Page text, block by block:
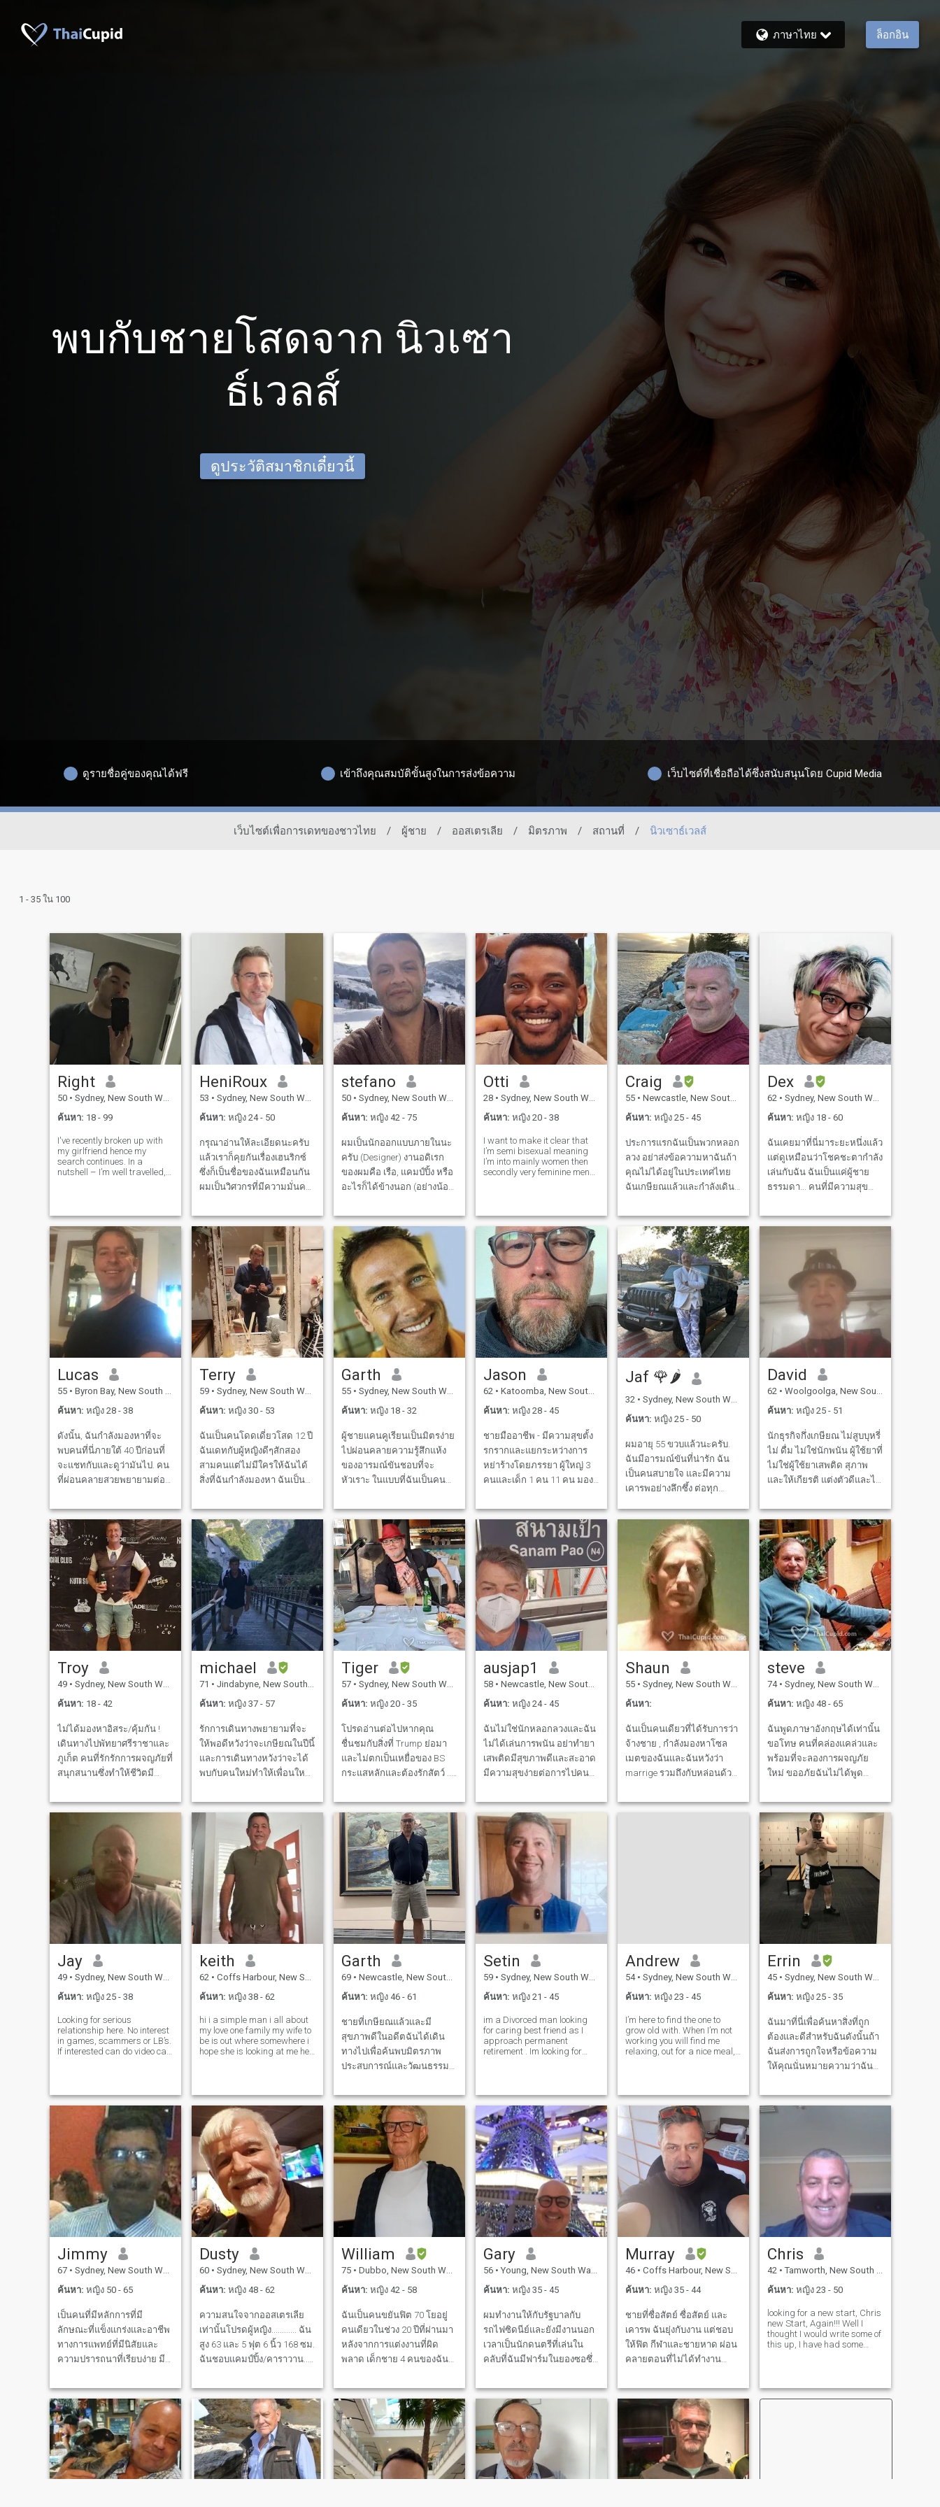
ภาษาไทย ล็อกอิน
พบกับชายโสดจาก นิวเซา
ธ์เวลส์
ดูประวัติสมาชิกเดี๋ยวนี้
ดูรายชื่อคู่ของคุณได้ฟรี เข้าถึงคุณสมบัติขั้นสูงในการส่งข้อความ เว็บไซต์ที่เชื่อถือได้ซึ่งสนับสนุนโดย Cupid Media
เว็บไซต์เพื่อการเดทของชาวไทย / ผู้ชาย / ออสเตรเลีย / มิตรภาพ / สถานที่ / นิวเซาธ์เวลส์
1 - 35 ใน 100
Right
50 • Sydney, New South Wales, ออสเตรเลีย
ค้นหา: 18 - 99
I've recently broken up with
my girlfriend hence my
search continues. In a
nutshell – I’m well travelled,
secure - the only thing
missing is a partner to share
this wi
HeniRoux
53 • Sydney, New South Wales, ออสเตรเลีย
ค้นหา: หญิง 24 - 50
กรุณาอ่านให้ละเอียดนะครับ
แล้วเราก็คุยกันเรื่องเฮนริกซ์
ซึ่งก็เป็นชื่อของฉันเหมือนกัน
ผมเป็นวิศวกรที่มีความมั่นคง
สําเร็จ ที่อาศัยอยู่บนชายฝั่งใต้
เขตร้อน ของฝั่งตะวันออกที่
สวยงามของ ฉันมีความสุข
มาก และพอใจกับชีวิตของฉัน
และเพียงแค่ต้องการที่จะแบ่ง
ปันกับผู้หญิงที่ดีน่ารัก ด้วย
หัวใจที่อ่อนโยนและรัก ผม
เชื่อในความเป็นคู่หูและการ
ตัดสินใจที่เท่าเทียมกัน กับ
ภรรยาในอนาคตของผม และ
บทบาทของผมในฐานะชาย
ผมมีความทนทานมาก ผม
เคยอาศัยอยู่ใน 4 ประเทศ และ
ในแต่ละประเทศ ฉันเป็นนัก
คิดเชิงปัญญาและลึก; -) ที่
อยากรู้เกี่ยวกับทุกสิ่ง ฉันมักจะ
ยุ่งกับการสํารวจสิ่งต่างๆ
ฉันชอบการผจญภัยและ
กิจกรรมกลางแจ้ง โดยเฉพาะ
กีฬาทางน้ํา ผมเป็นนักกีฬา
และมีวิถีชีวิตที่สุขภาพดี ฉัน
ยังมีรูปร่างเหมือนตอนอายุ 20
กว่า อาจจะดีกว่านี้ก็ได้นะ!
(เสียงหัวเราะ) ฉันมีทัศนคติที่
เป็นมิตรที่ดีมากและรักการ
หัวเราะและความตลก อย่าสูบ
บุหรี่ และดื่มแอลกอฮอล์ใน
แมนติก และชอบเดินจับมือ
กัน กินมื้อค่ําโรมานติกด้วย
กัน ดูทีวีในรถโค้ช ขณะกอด
ในทุกๆ ด้านของชีวิต
stefano
50 • Sydney, New South Wales, ออสเตรเลีย
ค้นหา: หญิง 42 - 75
ผมเป็นนักออกแบบภายในนะ
ครับ (Designer) งานอดิเรก
ของผมคือ เรือ, แคมป์ปิ้ง หรือ
อะไรก็ได้ข้างนอก (อย่างน้อย
ภาพยนตร์ที่ผมชอบคือ คอม
เมดี้, วิทยาศาสตร์จินตนาการ,
แอคชั่น หรืออะไรก็ตามที่มี
ผลพิเศษที่ดี แต่ผมชอบเรื่อง
ตลกมากๆ กับคนอย่าง วิล
เฟอเรล เดฟ แชปเปิ้ล อดัม
แซนด์เลอร์ และนักตลกที่
คล้ายๆ กัน ฉันชอบเพลงร็อค
โดยเฉพาะสําหรับดนตรี
แม้ว่าฉันจะชอบทุกอย่าง
ฉลาด แต่มันเป็นเรื่องตลกดี
และถ้าคุณชอบหัวเราะ ผม
อาจเป็นคนที่คุณสนใจ และ
หัวเราะกับผมได้ เพื่อนของฉัน
จะอธิบายฉันว่าเป็นก้นฉลาด
((หรือก้นโง่บางครั้ง lol) แต่คน
ที่พวกเขาสามารถพึ่งพาได้
มี 3 ข้อห้ามในชีวิต คือ ไม่เคย
โกหก ไม่เคยขโมย และไม่
เคยนอกใจกับคนที่ฉันอยู่ด้วย
ผมซื่อสัตย์มาก บางครั้ง
ซื่อตรงเกินไป จริงๆแล้วผม
โกหกไม่เก่งเลยครับ อย่างไร
ก็ตามถ้าคุณต้องการรู้อะไร
เพียงแค่ถาม ฉันเป็นคนที่
สบายใจมาก และเป็นคน
ธรรมดา ฉันยังเก่าแก่มาก ใน
ปฏิบัติต่อผู้หญิง ฉันเป็นคนที่
ดื่มไวน์ในสังคม แต่ไม่สูบบุหรี่
มีความรู้สึกตลกที่ดี และชอบ
รัก ฉันเป็นสุภาพบุรุษ ที่เป็น
เจ้าของคําพูดของเขา เป็น
อิสระ มีความมั่นใจในตัวเอง รู้
ค่าของตัวเอง รักพระเจ้า พบ
ผู้สูงอายุ ด้วยความเคารพ
เสมอและเป็นนักรบที่มีหัวใจ
อ่อนโยน
Otti
28 • Sydney, New South Wales, ออสเตรเลีย
ค้นหา: หญิง 20 - 38
I want to make it clear that
I’m semi bisexual meaning
I’m into mainly women then
secondly very feminine men
anything artistic. I believe in
monogamy & want a good
woman to bui
Craig
55 • Newcastle, New South Wales, ออสเตรเลีย
ค้นหา: หญิง 25 - 45
ประการแรกฉันเป็นพวกหลอก
ลวง อย่าส่งข้อความหาฉันถ้า
คุณไม่ได้อยู่ในประเทศไทย
ฉันเกษียณแล้วและกำลังเดิน
คาราวานของฉัน กำลังมองหา
ใครสักคนมาร่วมผจญภัยกับ
ฉัน ฉันเป็นคนที่ไปง่ายและไม่
มากเกินไปรบกวนฉัน ฉันไม่
สามารถมีลูกได้มากกว่านี้
Dex
62 • Sydney, New South Wales, ออสเตรเลีย
ค้นหา: หญิง 18 - 60
ฉันเคยมาที่นี่มาระยะหนึ่งแล้ว
แต่ดูเหมือนว่าโชคชะตากำลัง
เล่นกับฉัน ฉันเป็นแค่ผู้ชาย
ธรรมดา... คนที่มีความสุข
ฉันต้องการแบ่งปันกับคุณ \ Ni
ไป ผมเป็นพลเมืองของ
ออสเตรเลียในกลุ่มชาติพันธุ์
เอเชีย
Lucas
55 • Byron Bay, New South Wales, ออสเตรเลีย
ค้นหา: หญิง 28 - 38
ดังนั้น, ฉันกำลังมองหาที่จะ
พบคนที่นี่ภายใต้ 40 ปีก่อนที่
จะแชทกับและดูว่ามันไป. คน
ที่ผ่อนคลายสวยพยายามต่อ
ผจญภัยเป็นสิ่งที่ฉันต้องการ
มากขึ้นในชีวิตของฉัน ให้
คุณค่ากับอารมณ์ขันความ
ซื่อสัตย์และความมุ่งมั่น
Terry
59 • Sydney, New South Wales, ออสเตรเลีย
ค้นหา: หญิง 30 - 53
ฉันเป็นคนโดดเดี่ยวโสด 12 ปี
ฉันเดทกับผู้หญิงดีๆสักสอง
สามคนแต่ไม่มีใครให้ฉันได้
สิ่งที่ฉันกำลังมองหา ฉันเป็นที่
ฉันเป็นคนรักดนตรีที่ดี ใช่
คลาสสิคแจ๊สฉันเป็นกวีโอโห
ธรรมชาติกลางแจ้งความ
มหัศจรรย์ของสีสันทั้งหมดที่
ฤดูกาลนำมา ผมเล่นเปียโน "
ฉันไม่ได้ทำอะไรเลย " ปฏิบัติ
ต่อพวกเขาเหมือนกับฉัน
จนกว่าพวกเขาจะเล่น
ครอบครัวแรกและพระเจ้ามี
มากขึ้นแต่คุณจะต้องหาว่า
Garth
55 • Sydney, New South Wales, ออสเตรเลีย
ค้นหา: หญิง 18 - 32
ผู้ชายแคนคูเรียนเป็นมิตรง่าย
ไปผ่อนคลายความรู้สึกแห้ง
ของอารมณ์ขันชอบที่จะ
หัวเราะ ในแบบที่ฉันเป็นคนที่
ไปทำงานหรือไม่ก็มีงานที่ต้อง
ไป ต้องบอกว่าฉันชอบไปดู
หนังและทานอาหารสองสาม
ครั้งต่อสัปดาห์ ชอบอยู่บ้าน
เพื่อดูหนัง (ฉันมีเคเบิลและ
ดีวีดีมากมายชอบหนังเก่าและ
ทุกประเภท) และเอาไปหรือ
พิซซ่าเมื่ออากาศเย็นและเปียก
หรือสามารถปรุงอาหารได้
รวมถึงอาหารที่ปรุงสุกในบ้าน
เลวสำหรับ bloke ความเป็น
ส่วนตัวของฉันเป็นอาหาร
สำหรับผู้ชายเช่นมีทโลฟที่ดี
สปาเก็ตตี้โบโลญาสลาซาน
ญ่าและซุปฟักทองที่ดีที่สุดใน
โลก !! ฉันยังมีประโยชน์กับ
หม้อหุงข้าว รักธรรมชาติสัตว์
ประวัติศาสตร์และภาพยนตร์
ฮอลลีวูดเก่าและเพลงเก่าทุก
ประเภทแต่ไม่กระตือรือร้นที่
จะฮิปฮอปและแร็พทั่วไปที่ทัน
สมัย ฉันชอบดื่มไวน์และทาน
อาหารเป็นครั้งคราวและลอง
อาหารที่แตกต่างจาก
วัฒนธรรมที่แตกต่างกัน ฉัน
ชอบวงดนตรีสดและการแสดง
สดและ BBQs กับเพื่อนๆ บาง
แต่มีความสุขที่สุดที่บ้านฉัน
ชอบที่จะได้รับไปสำหรับวัน
หยุด 1-2 สัปดาห์ปีละครั้งและ
Jason
62 • Katoomba, New South Wales, ออสเตรเลีย
ค้นหา: หญิง 28 - 45
ชายมืออาชีพ - มีความสุขตั้ง
รกรากและแยกระหว่างการ
หย่าร้างโดยภรรยา ผู้ใหญ่ 3
คนและเด็ก 1 คน 11 คน มอง
เดียวอีกต่อไป รักเดินทางเวลา
คนเดียวและ sensuaos มี
ความสุข hoest ภรรยา เดท
แรกอาจจะเป็นป้ายรถเมล์ที่
ฉันไม่สนใจ - เอชของเธอ
Jaf 🌹🌶️
32 • Sydney, New South Wales, ออสเตรเลีย
ค้นหา: หญิง 25 - 50
ผมอายุ 55 ขวบแล้วนะครับ.
ฉันมีอารมณ์ขันที่น่ารัก ฉัน
เป็นคนสบายใจ และมีความ
เคารพอย่างลึกซึ้ง ต่อทุก
ศาสนา และ ฉันชอบและรัก
การทําอาหาร ฉันชอบทํา
อาหาร ฉันชอบฝึกการยิงธนู
ฉันชอบเดินทาง ฉันชอบ
สํารวจพิพิธภัณฑ์ แกลเลอรี่
ศิลปะ และตลาดประเพณีท้อง
ถิ่น และความ ช่วงเวลาที่มี
ความสุขที่สุดของฉันคือตอน
ที่ฉันอยู่ในฟาร์ม ฉันชอบทํา
งานที่ดิน และทํางานสัตว์ เห็น
ชีวิตป่า ฉันชอบช็อคโกแลต
สีดํา ไวน์สีแดง และหนังดีๆ ถ้า
David
62 • Woolgoolga, New South Wales, ออสเตรเลีย
ค้นหา: หญิง 25 - 51
นักธุรกิจกึ่งเกษียณ ไม่สูบบุหรี่
ไม่ ดื่ม ไม่ใช่นักพนัน ผู้ใช้ยาที่
ไม่ใช่ผู้ใช้ยาเสพติด สุภาพ
และให้เกียรติ แต่งตัวดีและได้
ดีและทันสมัยกับเรื่องโลก ฉัน
รักการอ่าน... เพลง.. และฉันนั่ง
สมาธิทุกวัน
Troy
49 • Sydney, New South Wales, ออสเตรเลีย
ค้นหา: 18 - 42
ไม่ได้มองหาอิสระ/คุ้มกัน !
เดินทางไปพัทยาศรีราชาและ
ภูเก็ต คนที่รักรักการผจญภัยที่
สนุกสนานซึ่งทำให้ชีวิตมี
กลัวที่จะลองสิ่งใหม่ๆและผลัก
สูงสุดจากทุกช่วงเวลา ฉันไม่
เคยเสียเวลากับสิ่งเล็กๆน้อยๆ
เพราะพลังงานนั้นดีกว่าที่จะ
สนุกกับตัวเอง ฉันรู้วิธีปฏิบัติ
ต่อผู้อื่นอย่างดีและด้วยความ
เคารพ
michael
71 • Jindabyne, New South Wales, ออสเตรเลีย
ค้นหา: หญิง 37 - 57
รักการเดินทางพยายามที่จะ
ให้พอดีหวังว่าจะเกษียณในปีนี้
และการเดินทางหวังว่าจะได้
พบกับคนใหม่ทำให้เพื่อนใหม่
และภูเขานอนกอดกันหน้าไฟ
ในฤดูหนาวและเดินไปตาม
ชายหาดในฤดูร้อนกระโดด
เพื่อหาผู้หญิงที่เหมาะสมที่จะ
แบ่งปันสิ่งนี้
Tiger
57 • Sydney, New South Wales, ออสเตรเลีย
ค้นหา: หญิง 20 - 35
โปรดอ่านต่อไปหากคุณ
ชื่นชมกับสิ่งที่ Trump ย่อมา
และไม่ตกเป็นเหยื่อของ BS
กระแสหลักและต้องรักสัตว์ ...
ล้มลงให้กับสถานีฐานนิยม มี
และไม่ชอบสัตว์ที่ฉันสามารถ
รับประกันได้ว่าเราจะไม่
เหมาะสมและคุณต้องข้าม
ข้อมูลส่วนตัวของฉันส่วนนี้ไม่
สามารถต่อรองได้ส่วนที่เหลือ
อาจ ... มนุษย์ลาในตัว ...
ภาพถ่ายทั้งหมดมี 2021 * ถ้า "
ฉันชอบคุณและ / หรือเพิ่มคุณ
ในรายการโปรด 👀 ภาพ ที่ 4
อย่างใกล้ชิด ก่อนที่คุณจะ
อ่านโปรไฟล์ของฉันแบบเต็ม
... ลองดูภาพของฉันและดูให้
ต้องการ ... ถ้าฉันต้องการ ส่ง
ข้อความหาคุณว่าคุณชอบสิ่ง
ที่คุณ " เห็น " ในรูปของฉันฉัน
แน่ใจว่าคุณจะรู้ว่าต้องทำ
บ้าง =) สำหรับระเบียนที่ฉันรู้
ว่าจะปรุงและซักล้างได้ฉัน
สามารถซักเสื้อผ้าได้ ทำเตียง
นอนและทำให้มันยุ่งเหยิงไป
หมดทั้งที่ผมมีส่วนร่วมใน
อุตสาหกรรมการเล่นเกมและ
การจัดการทรัพย์สินและผมมี
ความสุขด้านข้างสองสามคน
อยากรู้มากขึ้น ... คุณรู้ว่าต้อง
ทำอะไร ก่อนที่จะอ่านเพิ่มเติม
ได้พบผู้หญิงที่ซื่อสัตย์อย่าง
แท้จริง ... ใครบางคนที่ซื่อสัตย์
100 เปอร์เซ็นต์ ... โคสฉันไม่
ทำสำหรับพวกเขาทั้งที่เหนือ
กว่าและเหนือกว่าสิ่งที่ผู้ชาย
ส่วนใหญ่ทำ ... แบ่งปันหรือให้
กับพวกเขา ... อดีตผู้หญิงฉันมี
ไม่มีความสุขและ คิดว่าคำ
ตอบคือการเปิดขาขึ้นสู่ชาย
คนถัดไปที่แสดงความสนใจ
ภายนอก ... มันไม่ถูกต้อง ...
และไม่มีใครทำเช่นนั้นกับอีก
คน ... มนุษย์หรือ woman...it
ทำลายจิตใจของคนอื่น ... ฉัน
ausjap1
58 • Newcastle, New South Wales, ออสเตรเลีย
ค้นหา: หญิง 24 - 45
ฉันไม่ใช่นักหลอกลวงและฉัน
ไม่ได้เล่นการพนัน อย่าทำยา
เสพติดมีสุขภาพดีและสะอาด
มีความสุขง่ายต่อการไปคน
หัวใจ,, ฉันชอบที่จะสนุกกับ
เวลาและสนุกกับผู้หญิงคน
พิเศษ ฉันรู้วิธีฟังและสนับสนุน
ผู้หญิงฉันมีความรักมากมายที่
จะมอบให้กับผู้หญิงที่เหมาะ
สมฉันต้องการพบกับผู้หญิง
ญี่ปุ่นที่ดีให้พบกัน ! เธอเหรอ
คุณชอบสัตว์ไหม เรามีสัตว์
บางชนิด แต่มันไม่ใช่สวนสัตว์
คุณชอบดูภาพยนตร์หน้า
แก้วไหม ชีวิตในฝันที่สวยงาม
คุณจะเพลิดเพลินไปกับการ
เดินเล่นยามบ่ายในที่พักของ
และเพลิดเพลินกับสีสันของ
พระอาทิตย์ตกที่สวยงามบน
ภูเขา ตอนนี้กำลังมอง
ชอบสิ่งดีๆในชีวิตไหม บ้าน
ของฉันเกือบจะยั่งยืนพลังงาน
แสงอาทิตย์น้ำร้อนพลังงาน
แสงอาทิตย์สวนผักผลไม้
nashi MIKAN สะอาดสุขภาพ
ชีวิตสไตล์ร่วมกัน Issho Ni
ช่วงเวลาแห่งความสุขฉันคิด
ว่าคุณจะอธิบายว่าฉันเป็นคน
ร่าเริงรอบคอบสนุกสนานใจ
กว้างมั่นใจ มองโลกในแง่ดีนั่น
Shaun
55 • Sydney, New South Wales, ออสเตรเลีย
ค้นหา:
ฉันเป็นคนเดียวที่ได้รับการว่า
จ้างชาย , กำลังมองหาโซล
เมตของฉันและฉันหวังว่า
marrige รวมถึงกับหล่อนด้วย
อาทรให้ผู้ป่วยและการดูแล
นับ )
steve
74 • Sydney, New South Wales, ออสเตรเลีย
ค้นหา: หญิง 48 - 65
ฉันพูดภาษาอังกฤษได้เท่านั้น
ขอโทษ คนที่คล่องแคล่วและ
พร้อมที่จะลองการผจญภัย
ใหม่ ขออภัยฉันไม่ได้พูด
เที่ยวชมเชียงใหม่และเกาะ
ช้าง พบว่าคนไทยเป็นมิตร
และเอาใจใส่เป็นอย่างมาก ฉัน
ให้การสนับสนุนและเอาใจใส่
คนที่เหมาะสม !
Jay
49 • Sydney, New South Wales, ออสเตรเลีย
ค้นหา: หญิง 25 - 38
Looking for serious
relationship here. No interest
in games, scammers or LB’s.
If interested can do video call
if you enjoy exercise and
healthy lifestyle is a go
keith
62 • Coffs Harbour, New South Wales, ออสเตรเลีย
ค้นหา: หญิง 38 - 62
hi i a simple man i all about
my love one family my wife to
be is out where somewhere i
hope she is looking at me he
nice place, yes i been to
Vietnam and i love
Garth
69 • Newcastle, New South Wales, ออสเตรเลีย
ค้นหา: หญิง 46 - 61
ชายที่เกษียณแล้วและมี
สุขภาพดีในอดีตฉันได้เดิน
ทางไปเพื่อค้นพบมิตรภาพ
ประสบการณ์และวัฒนธรรม
วิถีชีวิตที่สะดวกสบายผ่อน
คลายและเดินทางไปได้ง่าย
ในบ้านที่เต็มไปด้วยศิลปะมี
ต้นไม้มากมายและสัตว์พื้น
เมืองไม่กี่ตัวในเมืองชายฝั่ง
ทะเลขนาดเล็กในออสเตรเลีย
Setin
59 • Sydney, New South Wales, ออสเตรเลีย
ค้นหา: หญิง 21 - 45
im a Divorced man looking
for caring best friend as I
approach permanent
retirement . Im looking for
good food and the beach . I
dislike filtered photos and
scamme
Andrew
54 • Sydney, New South Wales, ออสเตรเลีย
ค้นหา: หญิง 23 - 45
I’m here to find the one to
grow old with. When I’m not
working you will find me
relaxing, out for a nice meal,
for a good laugh. I’m not here
to waste time. I’m her
Errin
45 • Sydney, New South Wales, ออสเตรเลีย
ค้นหา: หญิง 25 - 35
ฉันมาที่นี่เพื่อค้นหาสิ่งที่ถูก
ต้องและดีสำหรับฉันดังนั้นถ้า
ฉันส่งการถูกใจหรือข้อความ
ให้คุณนั่นหมายความว่าฉัน
ส่วนใหญ่ของเวลา ฉันชอบ
การเดินทางและฟังเพลงหรือ
น้อย ฉันภักดีและรักคนที่ฉัน
ชอบเมื่อฉันรักฉันทำมันอย่าง
หนัก แต่มีเพียงคนเดียวที่ฉัน
Jimmy
67 • Sydney, New South Wales, ออสเตรเลีย
ค้นหา: หญิง 50 - 65
เป็นคนที่มีหลักการที่มี
ลักษณะที่แข็งแกร่งและอาชีพ
ทางการแพทย์ที่มีนิสัยและ
ความปรารถนาที่เรียบง่าย มี
แพทย์ผู้ป่วยของฉันเป็น
ทรัพย์สินของฉัน.. การมีจิตใจ
ที่กว้างนักคิดอิสระมีความคิด
ทางวิทยาศาสตร์มีเหตุผล
อดทนและสงบเป็นส่วนผสมใน
การรักษาผู้ป่วยของฉัน ใน
ขณะที่ทำงานด้วยมือเดียวฉัน
Dusty
60 • Sydney, New South Wales, ออสเตรเลีย
ค้นหา: หญิง 48 - 62
ความสนใจจากออสเตรเลีย
เท่านั้นโปรดผู้หญิง............ ฉัน
สูง 63 และ 5 ฟุต 6 นิ้ว 168 ซม.
ฉันชอบแคมป์ปิ้ง/คาราวาน..
จักรยาน...... ดูหนัง.... พักดื่ม
กาแฟ..... ฉันชอบสัตว์...... ฉันมี
1 เยอรมันเชพเพิร์...... ฉัน
อาศัยอยู่ในตะวันตกเฉียงใต้
ของซิดนีย์....... แต่เดิมฉันมา
จากรัฐอื่น...... . ฉันต้องการพบ
ผู้หญิงที่ชอบรักษาความฟิต
William
75 • Dubbo, New South Wales, ออสเตรเลีย
ค้นหา: หญิง 42 - 58
ฉันเป็นคนขยันฟิต 70 โยอยู่
คนเดียวในช่วง 20 ปีที่ผ่านมา
หลังจากการแต่งงานที่ผิด
พลาด เด็กชาย 4 คนของฉัน
ว่าฉันไม่ได้ออกไปและสร้าง
ชีวิตใหม่ให้กับตัวเองในขณะ
ที่พวกเขาต้องการฉันเมื่อพวก
เขาเติบโตขึ้น ตอนนี้พวกเขา
เติบโตขึ้นและบินไปแล้วและ
ฉันสามารถตามหาช่วงต่อไป
ของชีวิตของฉันได้ ฉันไม่ใช่
Gary
56 • Young, New South Wales, ออสเตรเลีย
ค้นหา: หญิง 35 - 45
ผมทำงานให้กับรัฐบาลกับ
รถไฟซิดนีย์และยังมีงานนอก
เวลาเป็นนักดนตรีที่เล่นใน
คลับที่ฉันมีฟาร์มในยองซอซึ่ง
ของออสเตรเลีย 🇦🇺 ฉันมี
ลูกชายอายุ 15 ปีซึ่งฉันมีส่วน
ร่วมกับเขา แม่ ฉันรักสัตว์ตั้ง
แคมป์ที่ชายหาดและ 🏕 ลัง
เดินทาง
Murray
46 • Coffs Harbour, New South Wales, ออสเตรเลีย
ค้นหา: หญิง 35 - 44
ชายที่ซื่อสัตย์ ซื่อสัตย์ และ
เคารพ ฉันยุ่งกับงาน แต่ชอบ
ให้ฟิต กีฬาและชายหาด ผ่อน
คลายตอนที่ไม่ได้ทํางาน
ได้เป็นศาสนา แต่เป็นจิต
วิญญาณ และเปิดรับทุกความ
เชื่อ ชอบอาหารอร่อย อาหาร
เย็นกับเพื่อนๆ เพียงแค่คนที่อยู่
บนโลก มองหาความสัมพันธ์
ระยะยาว ฉันให้ความสําคัญ
กับเวลาร่วมกัน ความสนใจ
Chris
42 • Tamworth, New South Wales, ออสเตรเลีย
ค้นหา: หญิง 23 - 50
looking for a new start, Chris
new Start, Again!!! Well I
thought I would write some of
this up, I have had some
again, single, divorced a
long time ago, and open t